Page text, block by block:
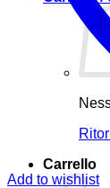
Carrello
Add to wishlist